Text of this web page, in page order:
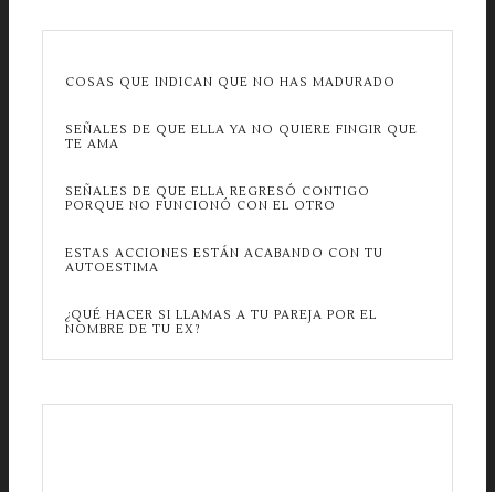
COSAS QUE INDICAN QUE NO HAS MADURADO
SEÑALES DE QUE ELLA YA NO QUIERE FINGIR QUE
TE AMA
SEÑALES DE QUE ELLA REGRESÓ CONTIGO
PORQUE NO FUNCIONÓ CON EL OTRO
ESTAS ACCIONES ESTÁN ACABANDO CON TU
AUTOESTIMA
¿QUÉ HACER SI LLAMAS A TU PAREJA POR EL
NOMBRE DE TU EX?